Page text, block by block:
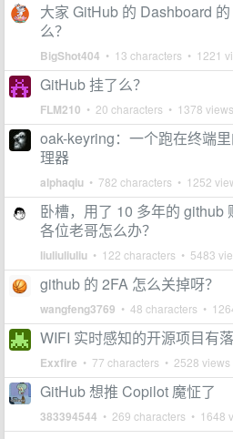
大家 GitHub 的 Dashboard
么？
BigShot404 • 13 characters • 1221
GitHub 挂了么？
FLM210 • 20 characters • 1378 views
oak-keyring：一个跑在终端
理器
alphaqiu • 782 characters • 1252
卧槽，用了 10 多年的 github
各位老哥怎么办？
liuliuliuliu • 122 characters • 5483
github 的 2FA 怎么关掉呀？
wangfeng3769 • 48 characters •
WIFI 实时感知的开源项目有落
Exxfire • 77 characters • 2528 views
GitHub 想推 Copilot 魔怔了
383394544 • 269 characters • 1648